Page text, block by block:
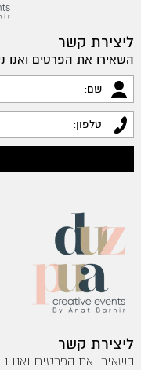
ליצירת קשר
השאירו את הפרטים ואנו
ליצירת קשר
השאירו את הפרטים ואנו